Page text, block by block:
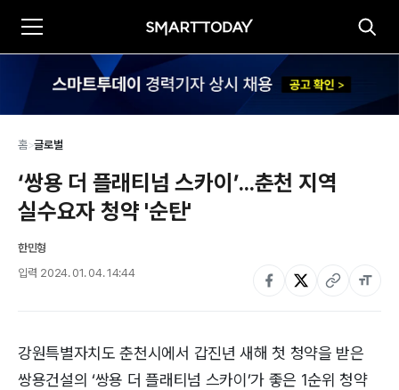
홈>글로벌
‘쌍용 더 플래티넘 스카이’...춘천 지역
실수요자 청약 '순탄'
한민형
입력 2024. 01. 04. 14:44
강원특별자치도 춘천시에서 갑진년 새해 첫 청약을 받은
쌍용건설의 ‘쌍용 더 플래티넘 스카이’가 좋은 1순위 청약